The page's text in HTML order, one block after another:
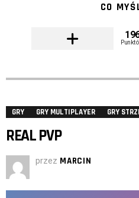
CO
GRY GRY MULTIPLAYER GRY
REAL PVP
przez MARCIN